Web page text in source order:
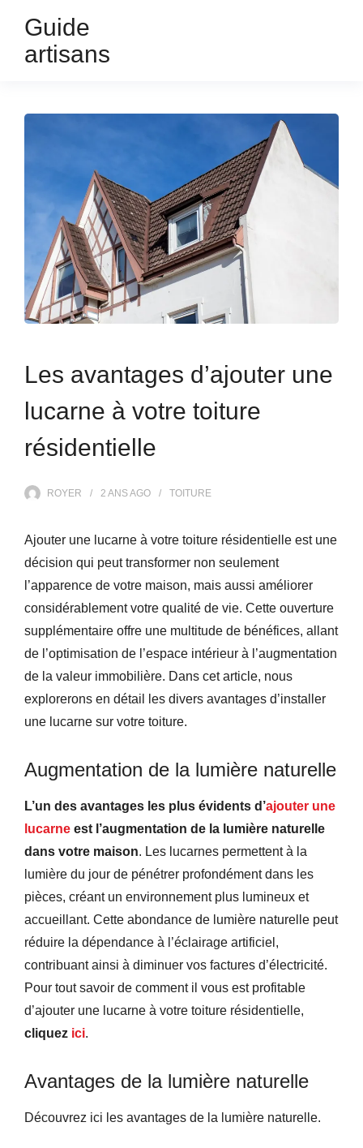
Guide
artisans
Les avantages d’ajouter une
lucarne à votre toiture
résidentielle
ROYER 2 ANSAGO TOITURE
Ajouter une lucarne à votre toiture résidentielle est une
décision qui peut transformer non seulement
l’apparence de votre maison, mais aussi améliorer
considérablement votre qualité de vie. Cette ouverture
supplémentaire offre une multitude de bénéfices, allant
de l’optimisation de l’espace intérieur à l’augmentation
de la valeur immobilière. Dans cet article, nous
explorerons en détail les divers avantages d’installer
une lucarne sur votre toiture.
Augmentation de la lumière naturelle
L’un des avantages les plus évidents d’ajouter une
lucarne est l’augmentation de la lumière naturelle
dans votre maison. Les lucarnes permettent à la
lumière du jour de pénétrer profondément dans les
pièces, créant un environnement plus lumineux et
accueillant. Cette abondance de lumière naturelle peut
réduire la dépendance à l’éclairage artificiel,
contribuant ainsi à diminuer vos factures d’électricité.
Pour tout savoir de comment il vous est profitable
d’ajouter une lucarne à votre toiture résidentielle,
cliquez ici.
Avantages de la lumière naturelle
Découvrez ici les avantages de la lumière naturelle.